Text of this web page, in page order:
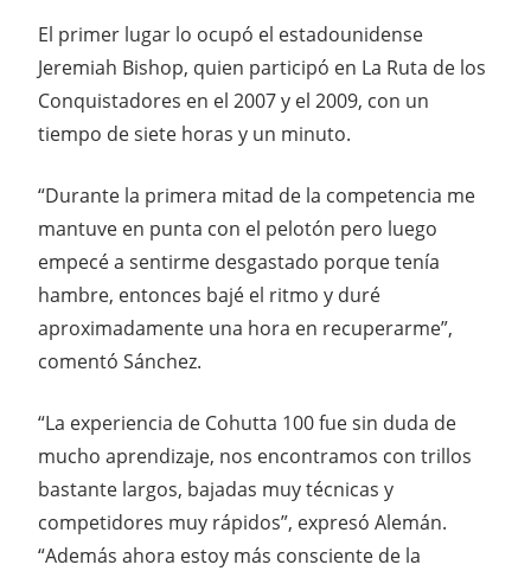
El primer lugar lo ocupó el estadounidense
Jeremiah Bishop, quien participó en La Ruta de los
Conquistadores en el 2007 y el 2009, con un
tiempo de siete horas y un minuto.
“Durante la primera mitad de la competencia me
mantuve en punta con el pelotón pero luego
empecé a sentirme desgastado porque tenía
hambre, entonces bajé el ritmo y duré
aproximadamente una hora en recuperarme”,
comentó Sánchez.
“La experiencia de Cohutta 100 fue sin duda de
mucho aprendizaje, nos encontramos con trillos
bastante largos, bajadas muy técnicas y
competidores muy rápidos”, expresó Alemán.
“Además ahora estoy más consciente de la